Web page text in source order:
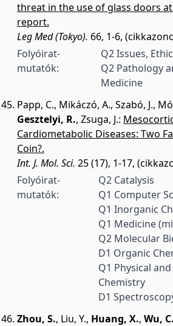
threat in the use of glass doors
report.
Leg Med (Tokyo). 66, 1-6,
Folyóirat-
mutatók:
Q2 Issues,
Q2 Pathology
Medicine
Papp, C., Mikáczó, A., Szabó, J.,
Gesztelyi, R., Zsuga, J.:
Cardiometabolic Diseases: Two
Coin?.
Int. J. Mol. Sci. 25 (17), 1-17,
Folyóirat-
mutatók:
Q2 Catalysis
Q1 Computer
Q1 Inorganic
Q1 Medicine
Q2 Molecular
D1 Organic
Q1 Physical
Chemistry
D1
Zhou, S., Liu, Y., Huang, X., Wu, C.